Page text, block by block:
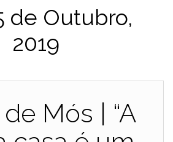
de Outubro,
2019
Mós | “A